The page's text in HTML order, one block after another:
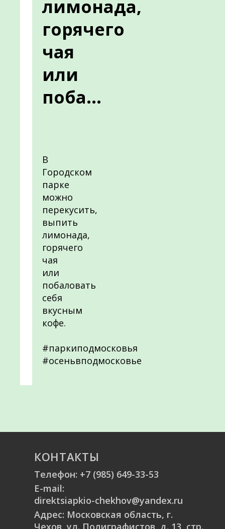
лимонада,
горячего
чая
или
поба...
В
Городском
парке
можно
перекусить,
выпить
лимонада,
горячего
чая
или
побаловать
себя
вкусным
кофе.
#паркиподмосковья
#осеньвподмосковье
КОНТАКТЫ
Телефон: +7 (985) 649-33-53
E-mail:
direktsiapkio-chekhov@yandex.ru
Адрес: Московская область, г.
Чехов, ул. Полиграфистов, д. 13, стр.